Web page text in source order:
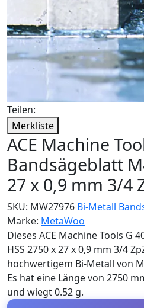
Teilen:
Merkliste
ACE Machine
Bandsägeblatt
27 x 0,9 mm 3/4
SKU: MW27976 Bi-Metall
Marke: MetaWoo
Dieses ACE Machine Tools G
HSS 2750 x 27 x 0,9 mm 3/4
hochwertigem Bi-Metall von
Es hat eine Länge von 2750
und wiegt 0.52 g.